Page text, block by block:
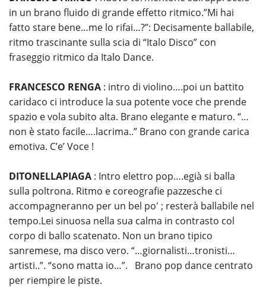
in un brano fluido di grande effetto ritmico.”Mi hai
fatto stare bene…me lo rifai…?”: Decisamente ballabile,
ritmo trascinante sulla scia di “Italo Disco” con
fraseggio ritmico da Italo Dance.
FRANCESCO RENGA : intro di violino….poi un battito
caridaco ci introduce la sua potente voce che prende
spazio e vola subito alta. Brano elegante e maturo. “…
non è stato facile….lacrima..” Brano con grande carica
emotiva. C’e’ Voce !
DITONELLAPIAGA : Intro elettro pop….egià si balla
sulla poltrona. Ritmo e coreografie pazzesche ci
accompagneranno per un bel po' ; resterà ballabile nel
tempo.Lei sinuosa nella sua calma in contrasto col
corpo di ballo scatenato. Non un brano tipico
sanremese, ma disco vero. “…giornalisti…tronisti…
artisti..”. “sono matta io…”. Brano pop dance centrato
per riempire le piste.